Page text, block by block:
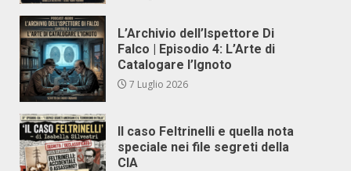
L’Archivio dell’Ispettore Di
Falco | Episodio 4: L’Arte di
Catalogare l’Ignoto
7 Luglio 2026
Il caso Feltrinelli e quella nota
speciale nei file segreti della
CIA